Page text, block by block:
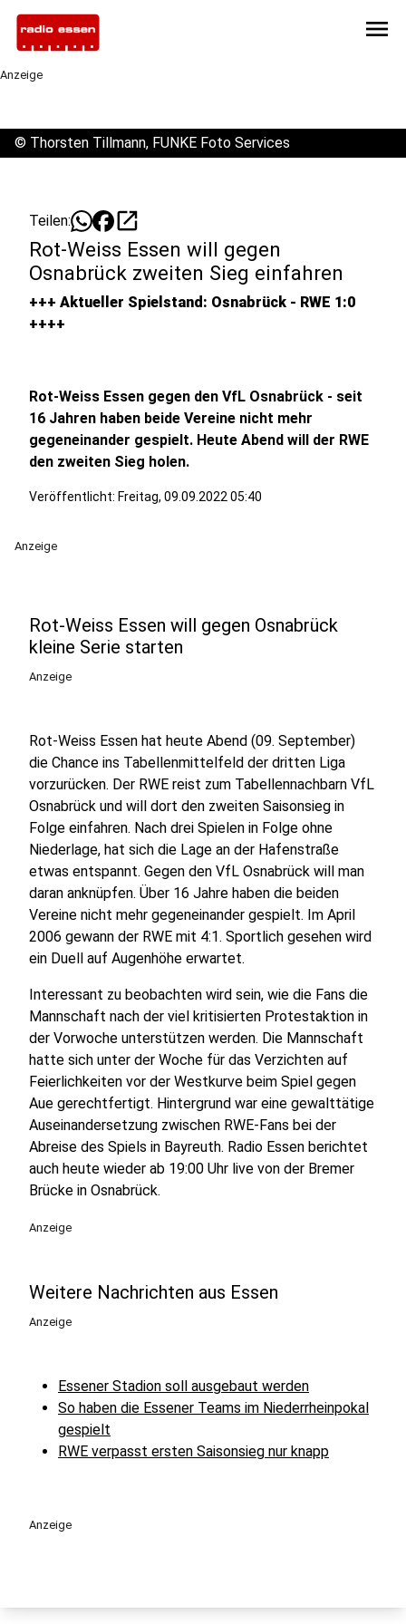
menu
Anzeige
© Thorsten Tillmann, FUNKE Foto Services
Teilen: open_in_new
Rot-Weiss Essen will gegen
Osnabrück zweiten Sieg einfahren
+++ Aktueller Spielstand: Osnabrück - RWE 1:0
++++
Rot-Weiss Essen gegen den VfL Osnabrück - seit
16 Jahren haben beide Vereine nicht mehr
gegeneinander gespielt. Heute Abend will der RWE
den zweiten Sieg holen.
Veröffentlicht: Freitag, 09.09.2022 05:40
Anzeige
Rot-Weiss Essen will gegen Osnabrück
kleine Serie starten
Anzeige
Rot-Weiss Essen hat heute Abend (09. September)
die Chance ins Tabellenmittelfeld der dritten Liga
vorzurücken. Der RWE reist zum Tabellennachbarn VfL
Osnabrück und will dort den zweiten Saisonsieg in
Folge einfahren. Nach drei Spielen in Folge ohne
Niederlage, hat sich die Lage an der Hafenstraße
etwas entspannt. Gegen den VfL Osnabrück will man
daran anknüpfen. Über 16 Jahre haben die beiden
Vereine nicht mehr gegeneinander gespielt. Im April
2006 gewann der RWE mit 4:1. Sportlich gesehen wird
ein Duell auf Augenhöhe erwartet.
Interessant zu beobachten wird sein, wie die Fans die
Mannschaft nach der viel kritisierten Protestaktion in
der Vorwoche unterstützen werden. Die Mannschaft
hatte sich unter der Woche für das Verzichten auf
Feierlichkeiten vor der Westkurve beim Spiel gegen
Aue gerechtfertigt. Hintergrund war eine gewalttätige
Auseinandersetzung zwischen RWE-Fans bei der
Abreise des Spiels in Bayreuth. Radio Essen berichtet
auch heute wieder ab 19:00 Uhr live von der Bremer
Brücke in Osnabrück.
Anzeige
Weitere Nachrichten aus Essen
Anzeige
Essener Stadion soll ausgebaut werden
So haben die Essener Teams im Niederrheinpokal
gespielt
RWE verpasst ersten Saisonsieg nur knapp
Anzeige